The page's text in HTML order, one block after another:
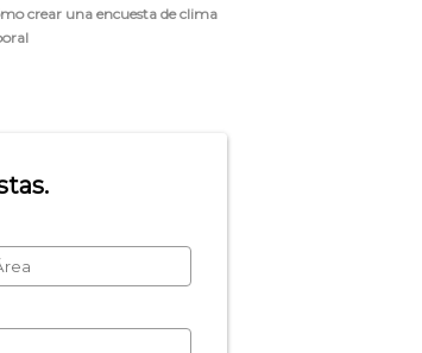
crear una encuesta de clima